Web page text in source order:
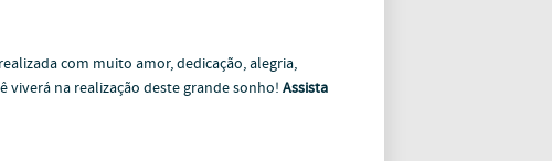
com muito amor, dedicação, alegria,
viverá na realização deste grande sonho! Assista